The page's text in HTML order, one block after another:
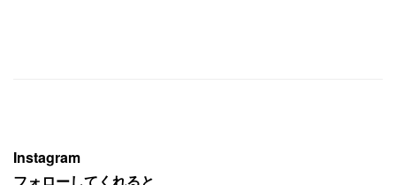
Instagram
フォローしてくれると